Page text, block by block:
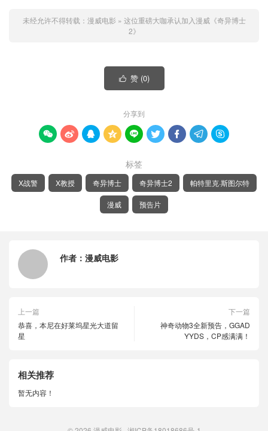
未经允许不得转载： 漫威电影 » 这位重磅大咖承认加入漫威《奇异博士
2》
 赞 (0)
分享到
        
标签
X战警 X教授 奇异博士 奇异博士2 帕特里克·斯图尔特
漫威 预告片
作者： 漫威电影
上一篇
恭喜，本尼在好莱坞星光大道留
星
下一篇
神奇动物3全新预告，GGAD
YYDS，CP感满满！
相关推荐
暂无内容！